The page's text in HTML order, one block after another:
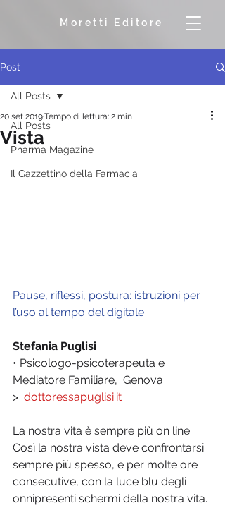
Moretti Editore
Post
All Posts
Pharma Magazine
Il Gazzettino della Farmacia
All Posts
Vista
20 set 2019Tempo di lettura: 2 min
Pause, riflessi, postura: istruzioni per
l’uso al tempo del digitale
Stefania Puglisi
• Psicologo-psicoterapeuta e
Mediatore Familiare,  Genova
> dottoressapuglisi.it
La nostra vita è sempre più on line.
Così la nostra vista deve confrontarsi
sempre più spesso, e per molte ore
consecutive, con la luce blu degli
onnipresenti schermi della nostra vita.